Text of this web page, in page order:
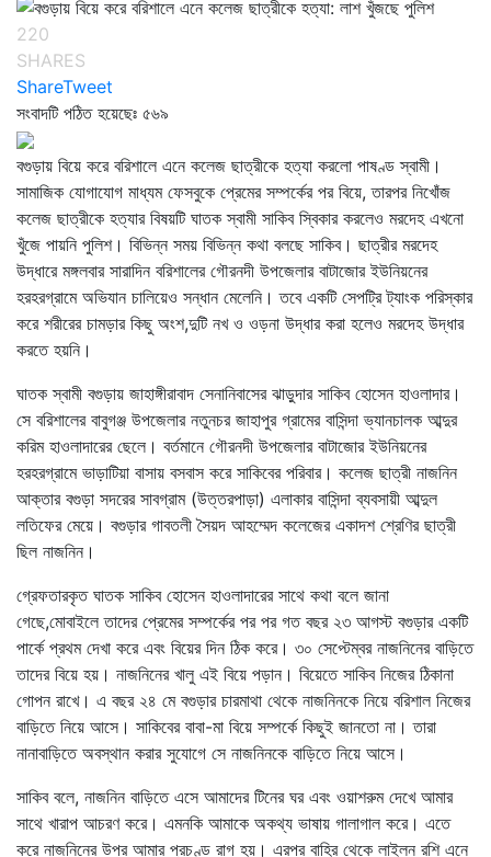
220
SHARES
ShareTweet
সংবাদটি পঠিত হয়েছেঃ ৫৬৯
বগুড়ায় বিয়ে করে বরিশালে এনে কলেজ ছাত্রীকে হত্যা করলো পাষণ্ড স্বামী।
সামাজিক যোগাযোগ মাধ্যম ফেসবুকে প্রেমের সম্পর্কের পর বিয়ে, তারপর নিখোঁজ
কলেজ ছাত্রীকে হত্যার বিষয়টি ঘাতক স্বামী সাকিব স্বিকার করলেও মরদেহ এখনো
খুঁজে পায়নি পুলিশ। বিভিন্ন সময় বিভিন্ন কথা বলছে সাকিব। ছাত্রীর মরদেহ
উদ্ধারে মঙ্গলবার সারাদিন বরিশালের গৌরনদী উপজেলার বাটাজোর ইউনিয়নের
হরহরগ্রামে অভিযান চালিয়েও সন্ধান মেলেনি। তবে একটি সেপট্রি ট্যাংক পরিস্কার
করে শরীরের চামড়ার কিছু অংশ,দুটি নখ ও ওড়না উদ্ধার করা হলেও মরদেহ উদ্ধার
করতে হয়নি।
ঘাতক স্বামী বগুড়ায় জাহাঙ্গীরাবাদ সেনানিবাসের ঝাড়ুদার সাকিব হোসেন হাওলাদার।
সে বরিশালের বাবুগঞ্জ উপজেলার নতুনচর জাহাপুর গ্রামের বাসিন্দা ভ্যানচালক আব্দুর
করিম হাওলাদারের ছেলে। বর্তমানে গৌরনদী উপজেলার বাটাজোর ইউনিয়নের
হরহরগ্রামে ভাড়াটিয়া বাসায় বসবাস করে সাকিবের পরিবার। কলেজ ছাত্রী নাজনিন
আক্তার বগুড়া সদরের সাবগ্রাম (উত্তরপাড়া) এলাকার বাসিন্দা ব্যবসায়ী আব্দুল
লতিফের মেয়ে। বগুড়ার গাবতলী সৈয়দ আহম্মেদ কলেজের একাদশ শ্রেণির ছাত্রী
ছিল নাজনিন।
গ্রেফতারকৃত ঘাতক সাকিব হোসেন হাওলাদারের সাথে কথা বলে জানা
গেছে,মোবাইলে তাদের প্রেমের সম্পর্কের পর পর গত বছর ২৩ আগস্ট বগুড়ার একটি
পার্কে প্রথম দেখা করে এবং বিয়ের দিন ঠিক করে। ৩০ সেপ্টেম্বর নাজনিনের বাড়িতে
তাদের বিয়ে হয়। নাজনিনের খালু এই বিয়ে পড়ান। বিয়েতে সাকিব নিজের ঠিকানা
গোপন রাখে। এ বছর ২৪ মে বগুড়ার চারমাথা থেকে নাজনিনকে নিয়ে বরিশাল নিজের
বাড়িতে নিয়ে আসে। সাকিবের বাবা-মা বিয়ে সম্পর্কে কিছুই জানতো না। তারা
নানাবাড়িতে অবস্থান করার সুযোগে সে নাজনিনকে বাড়িতে নিয়ে আসে।
সাকিব বলে, নাজনিন বাড়িতে এসে আমাদের টিনের ঘর এবং ওয়াশরুম দেখে আমার
সাথে খারাপ আচরণ করে। এমনকি আমাকে অকথ্য ভাষায় গালাগাল করে। এতে
করে নাজনিনের উপর আমার প্রচণ্ড রাগ হয়। এরপর বাহির থেকে লাইলন রশি এনে